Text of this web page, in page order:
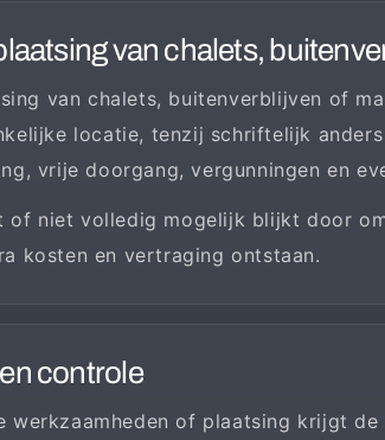
van chalets,
van chalets, buitenverblijven of
locatie, tenzij schriftelijk
vrije doorgang, vergunningen en
of niet volledig mogelijk blijkt door
kosten en vertraging ontstaan.
controle
werkzaamheden of plaatsing krijgt